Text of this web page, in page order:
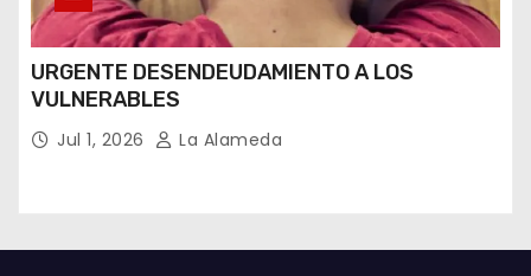
URGENTE DESENDEUDAMIENTO A LOS
VULNERABLES
Jul 1, 2026 La Alameda